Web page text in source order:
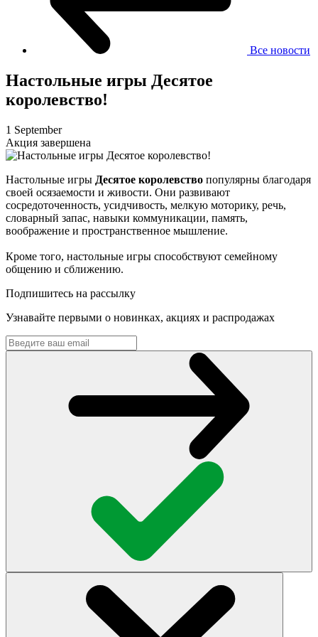
Все новости
Настольные игры Десятое
королевство!
1 September
Акция завершена
Настольные игры Десятое королевство популярны благодаря
своей осязаемости и живости. Они развивают
сосредоточенность, усидчивость, мелкую моторику, речь,
словарный запас, навыки коммуникации, память,
воображение и пространственное мышление.
Кроме того, настольные игры способствуют семейному
общению и сближению.
Подпишитесь на рассылку
Узнавайте первыми о новинках, акциях и распродажах